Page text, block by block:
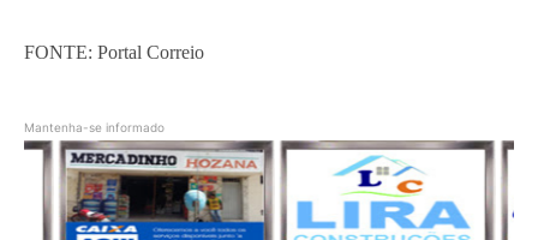
FONTE: Portal Correio
Mantenha-se informado